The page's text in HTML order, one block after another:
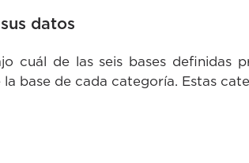
datos
cuál de las seis bases definidas
base de cada categoría. Estas